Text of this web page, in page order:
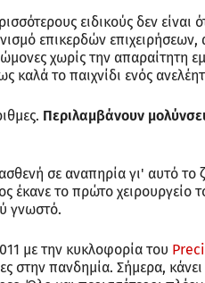
ειδικούς δεν είναι
επικερδών
χωρίς την απαραίτητη
καλά το παιχνίδι ενός
Περιλαμβάνουν
σε αναπηρία γι' αυτό το
έκανε το πρώτο χειρουργείο
γνωστό.
με την κυκλοφορία του
στην πανδημία. Σήμερα,